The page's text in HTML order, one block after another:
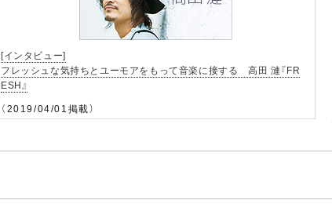
[インタビュー]
フレッシュな気持ちとユーモアをもって音楽に接する 高田 漣『FR
ESH』
（2019/04/01掲載）